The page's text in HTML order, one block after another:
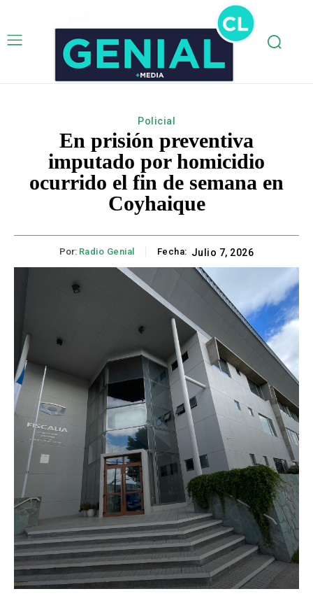
Policial
En prisión preventiva
imputado por homicidio
ocurrido el fin de semana en
Coyhaique
Por: Radio Genial Fecha: Julio 7, 2026